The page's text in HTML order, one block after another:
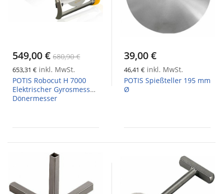
549,00 € 680,90 €
653,31 € inkl. MwSt.
POTIS Robocut H 7000
Elektrischer Gyrosmesser
Dönermesser
39,00 €
46,41 € inkl. MwSt.
POTIS Spießteller 195 mm
Ø